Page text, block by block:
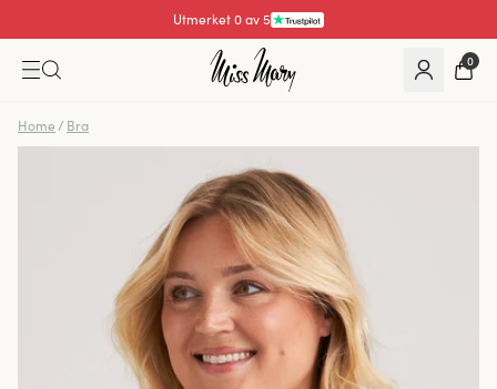
Utmerket 0 av 5
0
Home / Bra